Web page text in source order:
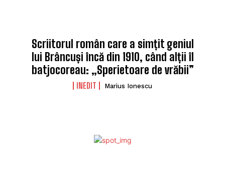
Scriitorul român care a simțit geniul
lui Brâncuși încă din 1910, când alții îl
batjocoreau: „Sperietoare de vrăbii”
INEDIT Marius Ionescu